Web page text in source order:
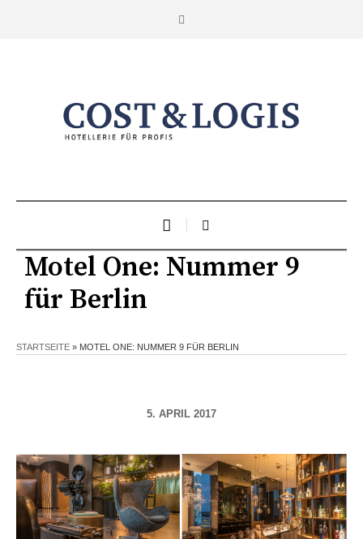
Motel One: Nummer 9
für Berlin
STARTSEITE » MOTEL ONE: NUMMER 9 FÜR BERLIN
5. APRIL 2017